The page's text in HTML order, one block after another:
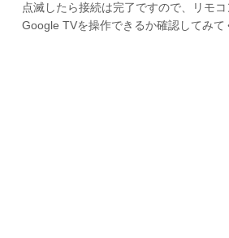
点滅したら接続は完了ですので、リモ
Google TVを操作できるか確認してみて